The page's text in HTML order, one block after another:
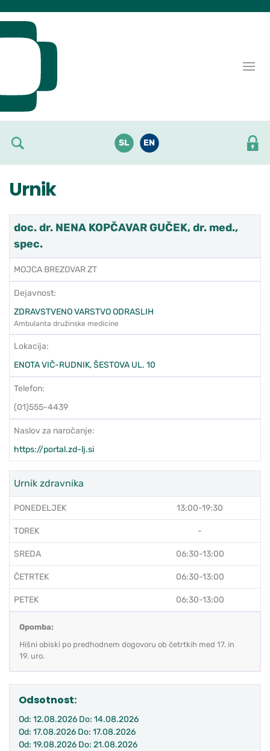
SL EN
Urnik
doc. dr. NENA KOPČAVAR GUČEK, dr. med.,
spec.
MOJCA BREZOVAR ZT
Dejavnost:
ZDRAVSTVENO VARSTVO ODRASLIH
Ambulanta družinske medicine
Lokacija:
ENOTA VIČ-RUDNIK, ŠESTOVA UL. 10
Telefon:
(01)555-4439
Naslov za naročanje:
https://portal.zd-lj.si
Urnik zdravnika
PONEDELJEK 13:00-19:30
TOREK -
SREDA 06:30-13:00
ČETRTEK 06:30-13:00
PETEK 06:30-13:00
Opomba:
Hišni obiski po predhodnem dogovoru ob četrtkih med 17. in
19. uro.
Odsotnost:
Od: 12.08.2026 Do: 14.08.2026
Od: 17.08.2026 Do: 17.08.2026
Od: 19.08.2026 Do: 21.08.2026